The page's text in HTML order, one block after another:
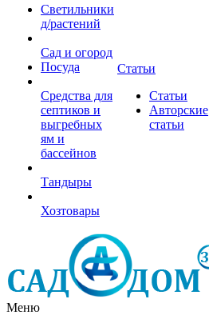
Светильники
д/растений
Сад и огород
Посуда
Средства для
септиков и
выгребных
ям и
бассейнов
Тандыры
Хозтовары
Статьи
Статьи
Авторские
статьи
Меню